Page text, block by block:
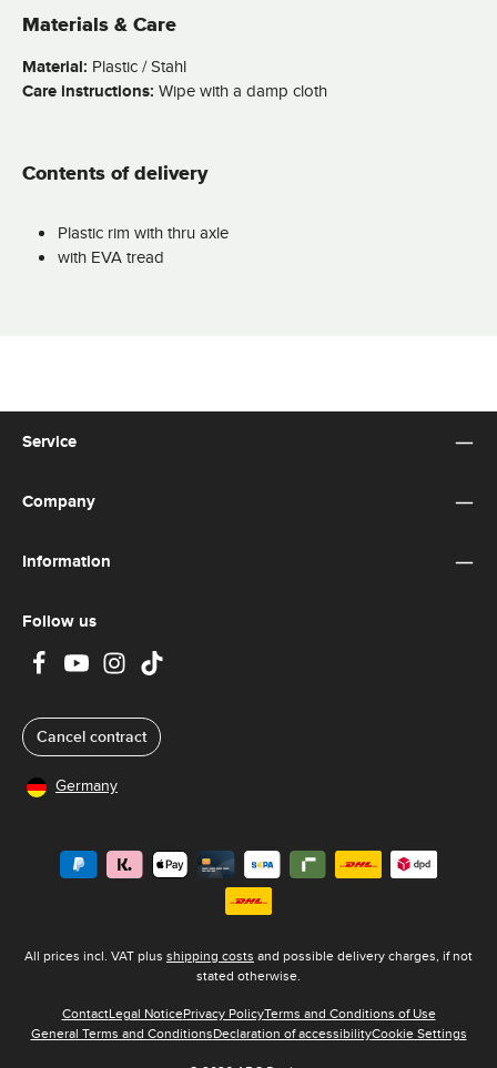
Materials & Care
Material: Plastic / Stahl
Care instructions: Wipe with a damp cloth
Contents of delivery
Plastic rim with thru axle
with EVA tread
Service
Company
Information
Follow us
Cancel contract
Germany
All prices incl. VAT plus shipping costs and possible delivery charges, if not
stated otherwise.
ContactLegal NoticePrivacy PolicyTerms and Conditions of Use
General Terms and ConditionsDeclaration of accessibilityCookie Settings